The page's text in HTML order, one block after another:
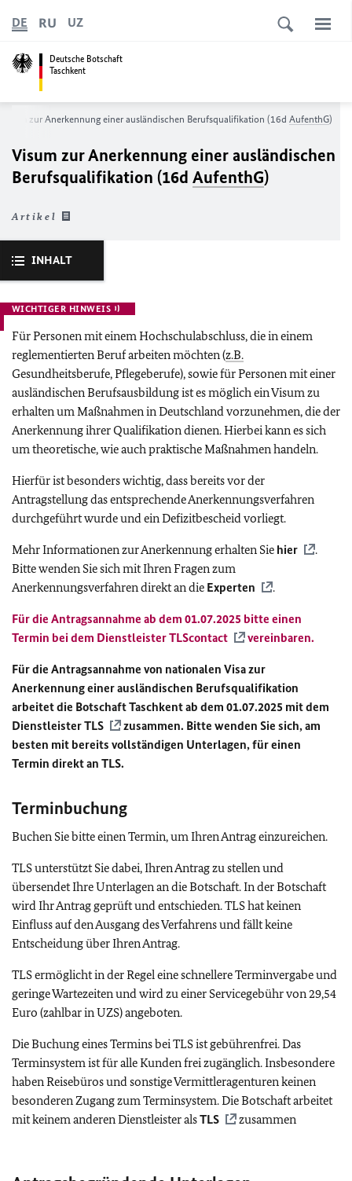
Deutsche Botschaft
Taschkent
DE RU UZ
Visum zur Anerkennung einer ausländischen Berufsqualifikation (16d AufenthG)
Visum zur Anerkennung einer ausländischen
Berufsqualifikation (16d AufenthG)
Artikel
INHALT
WICHTIGER HINWEIS
Für Personen mit einem Hochschulabschluss, die in einem
reglementierten Beruf arbeiten möchten (z.B.
Gesundheitsberufe, Pflegeberufe), sowie für Personen mit einer
ausländischen Berufsausbildung ist es möglich ein Visum zu
erhalten um Maßnahmen in Deutschland vorzunehmen, die der
Anerkennung ihrer Qualifikation dienen. Hierbei kann es sich
um theoretische, wie auch praktische Maßnahmen handeln.
Hierfür ist besonders wichtig, dass bereits vor der
Antragstellung das entsprechende Anerkennungsverfahren
durchgeführt wurde und ein Defizitbescheid vorliegt.
Mehr Informationen zur Anerkennung erhalten Sie hier
.
Bitte wenden Sie sich mit Ihren Fragen zum
Anerkennungsverfahren direkt an die Experten .
Für die Antragsannahme ab dem 01.07.2025 bitte einen
Termin bei dem DienstleisterTLScontact vereinbaren.
Für die Antragsannahme von nationalen Visa zur
Anerkennung einer ausländischen Berufsqualifikation
arbeitet die Botschaft Taschkent ab dem 01.07.2025 mit dem
DienstleisterTLS
zusammen. Bitte wenden Sie sich, am
besten mit bereits vollständigen Unterlagen, für einen
Termin direkt an TLS.
Terminbuchung
Buchen Sie bitte einen Termin, um Ihren Antrag einzureichen.
TLS unterstützt Sie dabei, Ihren Antrag zu stellen und
übersendet Ihre Unterlagen an die Botschaft. In der Botschaft
wird Ihr Antrag geprüft und entschieden. TLS hat keinen
Einfluss auf den Ausgang des Verfahrens und fällt keine
Entscheidung über Ihren Antrag.
TLS ermöglicht in der Regel eine schnellere Terminvergabe und
geringe Wartezeiten und wird zu einer Servicegebühr von 29,54
Euro (zahlbar in UZS) angeboten.
Die Buchung eines Termins bei TLS ist gebührenfrei. Das
Terminsystem ist für alle Kunden frei zugänglich. Insbesondere
haben Reisebüros und sonstige Vermittleragenturen keinen
besonderen Zugang zum Terminsystem. Die Botschaft arbeitet
mit keinem anderen Dienstleister alsTLS zusammen